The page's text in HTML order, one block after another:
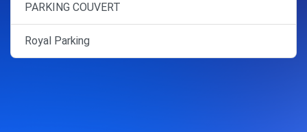
PARKING COUVERT
Royal Parking